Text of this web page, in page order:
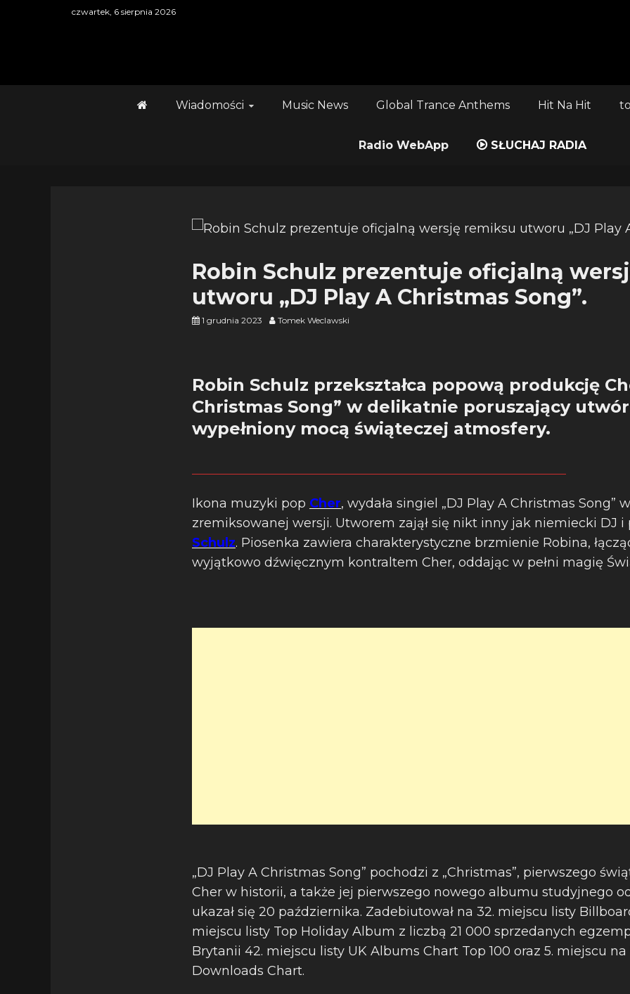
czwartek, 6 sierpnia 2026
Wiadomości Music News Global Trance Anthems Hit Na Hit
Radio WebApp SŁUCHAJ RADIA
Robin Schulz prezentuje oficjalną
utworu „DJ Play A Christmas Song”.
1 grudnia 2023 Tomek Weclawski
Robin Schulz przekształca popową produkcję
Christmas Song” w delikatnie poruszający
wypełniony mocą świąteczej atmosfery.
Ikona muzyki pop Cher, wydała singiel „DJ Play A Christmas Song”
zremiksowanej wersji. Utworem zajął się nikt inny jak niemiecki DJ
Schulz. Piosenka zawiera charakterystyczne brzmienie Robina,
wyjątkowo dźwięcznym kontraltem Cher, oddając w pełni magię
„DJ Play A Christmas Song” pochodzi z „Christmas”, pierwszego
Cher w historii, a także jej pierwszego nowego albumu studyjnego
ukazał się 20 października. Zadebiutował na 32. miejscu listy
miejscu listy Top Holiday Album z liczbą 21 000 sprzedanych
Brytanii 42. miejscu listy UK Albums Chart Top 100 oraz 5. miejscu
Downloads Chart.